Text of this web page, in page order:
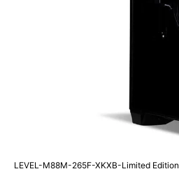
LEVEL-M88M-265F-XKXB-Limited Edition